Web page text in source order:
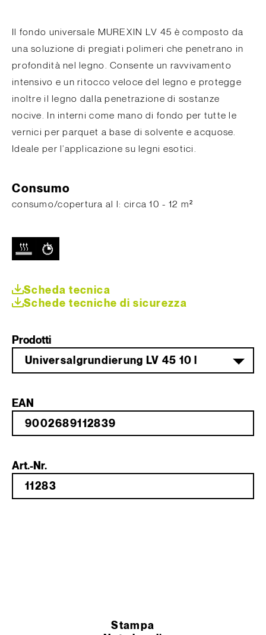
Il fondo universale MUREXIN LV 45 è composto da
una soluzione di pregiati polimeri che penetrano in
profondità nel legno. Consente un ravvivamento
intensivo e un ritocco veloce del legno e protegge
inoltre il legno dalla penetrazione di sostanze
nocive. In interni come mano di fondo per tutte le
vernici per parquet a base di solvente e acquose.
Ideale per l’applicazione su legni esotici.
Consumo
consumo/copertura al l: circa 10 - 12 m²
Scheda tecnica
Schede tecniche di sicurezza
Prodotti
Universalgrundierung LV 45 10 l
EAN
Art.-Nr.
Stampa